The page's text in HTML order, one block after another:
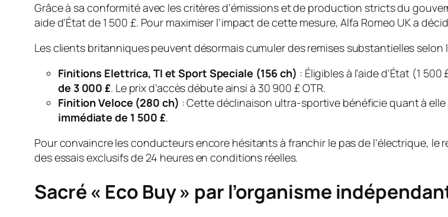
Grâce à sa conformité avec les critères d’émissions et de production stricts du
aide d’État de 1 500 £. Pour maximiser l’impact de cette mesure, Alfa Romeo UK a
Les clients britanniques peuvent désormais cumuler des remises substantielles selon
Finitions Elettrica, TI et Sport Speciale (156 ch) : Éligibles à l’aide d’État (1
de 3 000 £. Le prix d’accès débute ainsi à 30 900 £ OTR.
Finition Veloce (280 ch) : Cette déclinaison ultra-sportive bénéficie quant à
immédiate de 1 500 £.
Pour convaincre les conducteurs encore hésitants à franchir le pas de l’électrique, le
des essais exclusifs de 24 heures en conditions réelles.
Sacré « Eco Buy » par l’organisme